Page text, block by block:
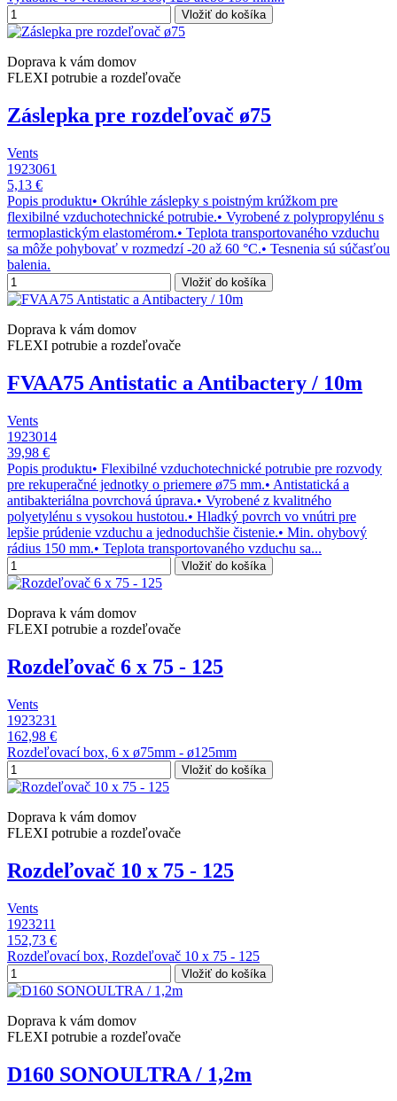
Vložiť do košíka
Doprava k vám domov
FLEXI potrubie a rozdeľovače
Záslepka pre rozdeľovač ø75
Vents
1923061
5,13 €
Popis produktu• Okrúhle záslepky s poistným krúžkom pre
flexibilné vzduchotechnické potrubie.• Vyrobené z polypropylénu s
termoplastickým elastomérom.• Teplota transportovaného vzduchu
sa môže pohybovať v rozmedzí -20 až 60 °C.• Tesnenia sú súčasťou
balenia.
Vložiť do košíka
Doprava k vám domov
FLEXI potrubie a rozdeľovače
FVAA75 Antistatic a Antibactery / 10m
Vents
1923014
39,98 €
Popis produktu• Flexibilné vzduchotechnické potrubie pre rozvody
pre rekuperačné jednotky o priemere ø75 mm.• Antistatická a
antibakteriálna povrchová úprava.• Vyrobené z kvalitného
polyetylénu s vysokou hustotou.• Hladký povrch vo vnútri pre
lepšie prúdenie vzduchu a jednoduchšie čistenie.• Min. ohybový
rádius 150 mm.• Teplota transportovaného vzduchu sa...
Vložiť do košíka
Doprava k vám domov
FLEXI potrubie a rozdeľovače
Rozdeľovač 6 x 75 - 125
Vents
1923231
162,98 €
Rozdeľovací box, 6 x ø75mm - ø125mm
Vložiť do košíka
Doprava k vám domov
FLEXI potrubie a rozdeľovače
Rozdeľovač 10 x 75 - 125
Vents
1923211
152,73 €
Rozdeľovací box, Rozdeľovač 10 x 75 - 125
Vložiť do košíka
Doprava k vám domov
FLEXI potrubie a rozdeľovače
D160 SONOULTRA / 1,2m